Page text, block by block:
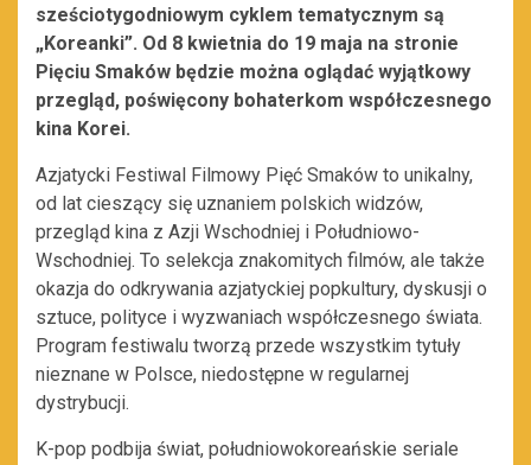
sześciotygodniowym cyklem tematycznym są
„Koreanki”. Od 8 kwietnia do 19 maja na stronie
Pięciu Smaków będzie można oglądać wyjątkowy
przegląd, poświęcony bohaterkom współczesnego
kina Korei.
Azjatycki Festiwal Filmowy Pięć Smaków to unikalny,
od lat cieszący się uznaniem polskich widzów,
przegląd kina z Azji Wschodniej i Południowo-
Wschodniej. To selekcja znakomitych filmów, ale także
okazja do odkrywania azjatyckiej popkultury, dyskusji o
sztuce, polityce i wyzwaniach współczesnego świata.
Program festiwalu tworzą przede wszystkim tytuły
nieznane w Polsce, niedostępne w regularnej
dystrybucji.
K-pop podbija świat, południowokoreańskie seriale